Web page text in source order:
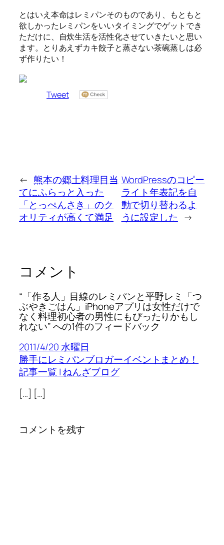
とはいえ本命はレミパンそのものであり、もともと
欲しかったレミパンをいいタイミングでゲットでき
ただけに、自炊生活を活性化させていきたいと思い
ます。とりあえずカキ餃子と蒸さない茶碗蒸しは必
ず作りたい！
Tweet
← 熊本の郷土料理目当
てにふらっと入った
「とっぺんさき」のク
オリティが高くて満足
WordPressのコピー
ライト年表記を自
動で切り替わるよ
うに設定した →
コメント
“「作る人」目線のレミパンと平野レミ「つ
ぶやきごはん」iPhoneアプリは女性だけで
なく料理初心者の男性にもぴったりかもし
れない” への1件のフィードバック
2011/4/20 水曜日
勝手にレミパンブロガーイベントまとめ！
記事一覧 | ねんざブログ
[…] […]
コメントを残す